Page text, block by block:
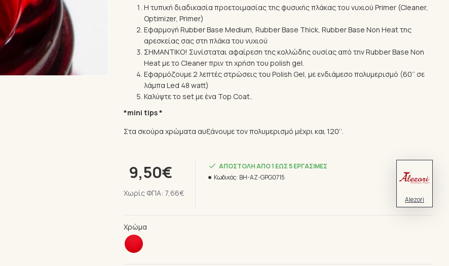
Η τυπική διαδικασία προετοιμασίας της φυσικής πλάκας του νυχιού Primer (Cleaner,
Optimizer, Primer)
Εφαρμογή Rubber Base Medium, Rubber Base Thick, Rubber Base Non Heat της
αρεσκείας σας στη πλάκα του νυχιού
ΣΗΜΑΝΤΙΚΟ! Συνίσταται αφαίρεση της κολλώδης ουσίας από την Rubber Base Non
Heat με το Cleaner πριν τη χρήση του polish gel.
Εφαρμόζουμε 2 λεπτές στρώσεις του Polish Gel, με ενδιάμεσο πολυμερισμό (60’’ σε
λάμπα Led 48 watt)
Καλύψτε το set με ένα Top Coat..
*mini tips *
Στα σκούρα χρώματα αυξάνουμε τον πολυμερισμό μέχρι και 120’’.
9,50€
Χωρίς ΦΠΑ: 7,66€
ΑΠΟΣΤΟΛΉ ΑΠΌ 1 ΈΩΣ 5 ΕΡΓΆΣΙΜΕΣ
Κωδικός: BH-AZ-GPG0715
Alezori
Χρώμα